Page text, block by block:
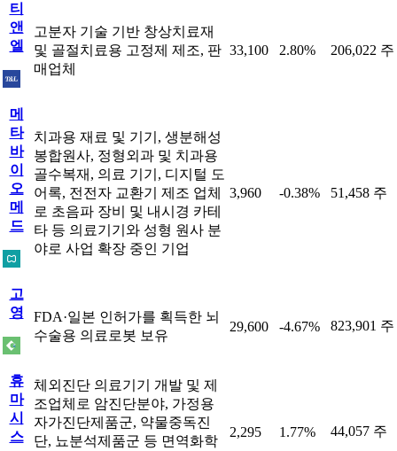
티
앤
엘
고분자 기술 기반 창상치료재
및 골절치료용 고정제 제조, 판
매업체
33,100 2.80% 206,022 주
메
타
바
이
오
메
드
치과용 재료 및 기기, 생분해성
봉합원사, 정형외과 및 치과용
골수복재, 의료 기기, 디지털 도
어록, 전전자 교환기 제조 업체
로 초음파 장비 및 내시경 카테
타 등 의료기기와 성형 원사 분
야로 사업 확장 중인 기업
3,960 -0.38% 51,458 주
고
영
FDA·일본 인허가를 획득한 뇌
수술용 의료로봇 보유
29,600 -4.67% 823,901 주
휴
마
시
스
체외진단 의료기기 개발 및 제
조업체로 암진단분야, 가정용
자가진단제품군, 약물중독진
단, 뇨분석제품군 등 면역화학
2,295 1.77% 44,057 주